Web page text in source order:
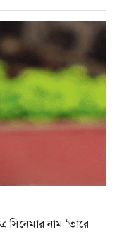
সিনেমার নাম ‘তারে